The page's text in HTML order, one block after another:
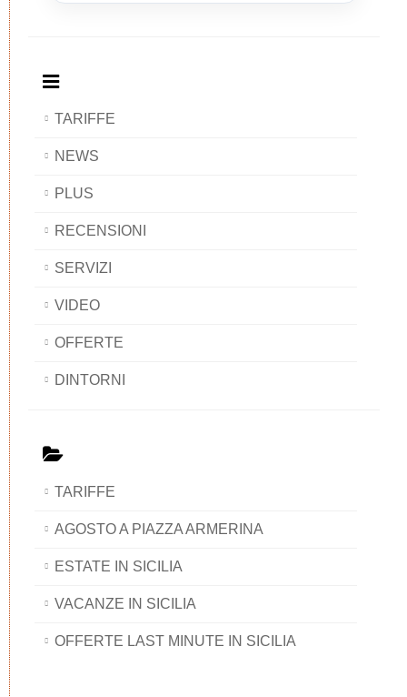
TARIFFE
NEWS
PLUS
RECENSIONI
SERVIZI
VIDEO
OFFERTE
DINTORNI
TARIFFE
AGOSTO A PIAZZA ARMERINA
ESTATE IN SICILIA
VACANZE IN SICILIA
OFFERTE LAST MINUTE IN SICILIA